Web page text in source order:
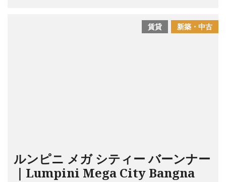
新築・中古
賃貸
ルンピニ メガ シティー バーンナー
｜Lumpini Mega City Bangna